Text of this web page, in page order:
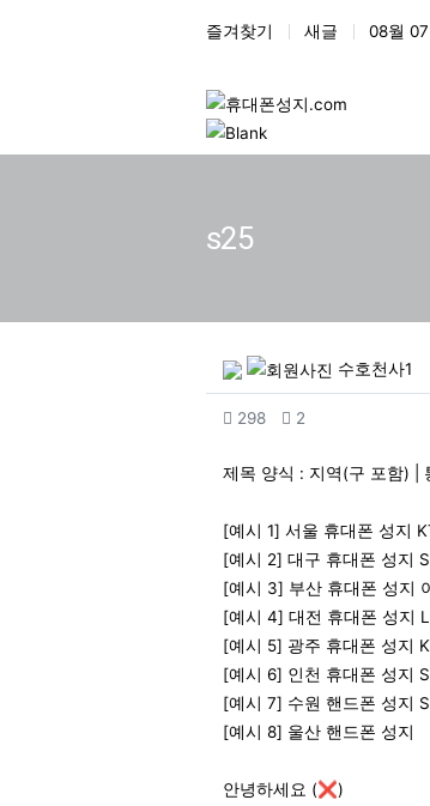
즐겨찾기 새글 08월
s25
작성자 정보수호천사1작
컨텐츠 정보
298조회2
본문
제목 양식 : 지역(구 포함) |
[예시 1] 서울 휴대폰 성지
[예시 2] 대구 휴대폰 성지
[예시 3] 부산 휴대폰 성지
[예시 4] 대전 휴대폰 성지
[예시 5] 광주 휴대폰 성지
[예시 6] 인천 휴대폰 성지
[예시 7] 수원 핸드폰 성지
[예시 8] 울산 핸드폰 성지
안녕하세요 (❌)